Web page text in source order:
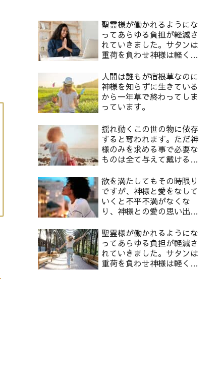
聖霊様が働かれるようにな
ってあらゆる負担が軽減さ
れていきました。サタンは
重荷を負わせ神様は軽くし
人間は誰もが宿根草なのに
神様を知らずに生きている
から一年草で終わってしま
っています。
揺れ動くこの世の物に依存
すると奪われます。ただ神
様のみを求める事で必要な
ものは全て与えて戴けるよ
欲を満たしてもその時限り
ですが、神様と愛をなして
いくと不平不満がなくな
り、神様との愛の思い出が
うになります。
聖霊様が働かれるようにな
ってあらゆる負担が軽減さ
れていきました。サタンは
重荷を負わせ神様は軽くし